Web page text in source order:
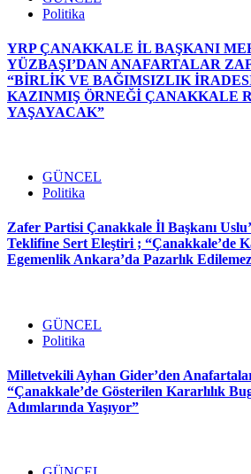
Politika
YRP ÇANAKKALE İL BAŞKANI
YÜZBAŞI’DAN ANAFARTALAR
“BİRLİK VE BAĞIMSIZLIK
KAZINMIŞ ÖRNEĞİ ÇANAKKALE
YAŞAYACAK”
GÜNCEL
Politika
Zafer Partisi Çanakkale İl Başkanı
Teklifine Sert Eleştiri ; “Çanakkale’de
Egemenlik Ankara’da Pazarlık
GÜNCEL
Politika
Milletvekili Ayhan Gider’den
“Çanakkale’de Gösterilen Kararlılık
Adımlarında Yaşıyor”